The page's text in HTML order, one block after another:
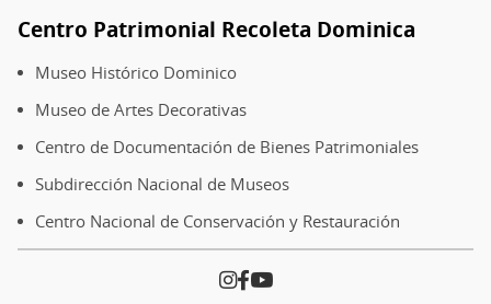
Centro Patrimonial Recoleta Dominica
Museo Histórico Dominico
Museo de Artes Decorativas
Centro de Documentación de Bienes Patrimoniales
Subdirección Nacional de Museos
Centro Nacional de Conservación y Restauración